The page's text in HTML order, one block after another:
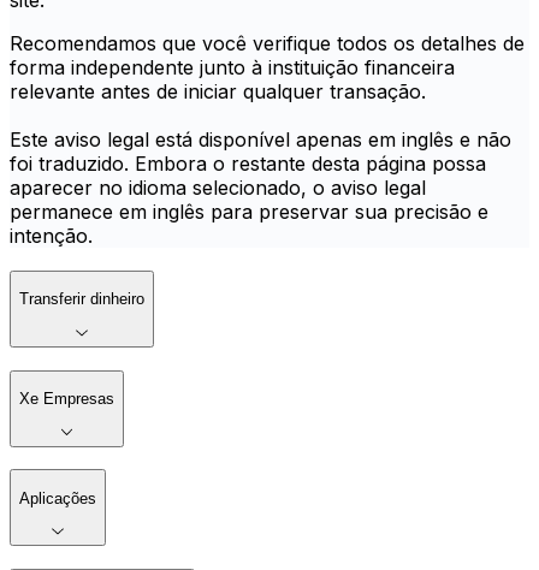
Recomendamos que você verifique todos os detalhes de
forma independente junto à instituição financeira
relevante antes de iniciar qualquer transação.
Este aviso legal está disponível apenas em inglês e não
foi traduzido. Embora o restante desta página possa
aparecer no idioma selecionado, o aviso legal
permanece em inglês para preservar sua precisão e
intenção.
Transferir dinheiro
Xe Empresas
Aplicações